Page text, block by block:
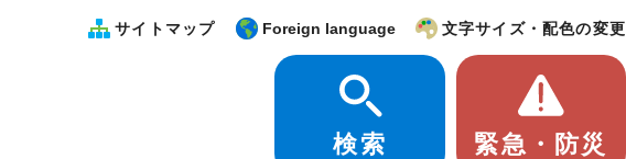
サイトマップ Foreign language 文字サイズ・配色の変更
検索 緊急・防災